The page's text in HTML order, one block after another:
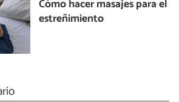
Cómo hacer masajes para el
estreñimiento